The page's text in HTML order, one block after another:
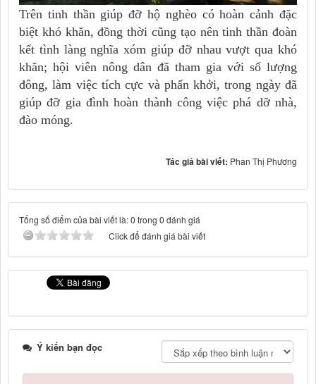
Trên tinh thần giúp đỡ hộ nghèo có hoàn cảnh đặc
biệt khó khăn, đồng thời cũng tạo nên tinh thần đoàn
kết tình làng nghĩa xóm giúp đỡ nhau vượt qua khó
khăn; hội viên nông dân đã tham gia với số lượng
đông, làm việc tích cực và phấn khởi, trong ngày đã
giúp đỡ gia đình hoàn thành công việc phá dỡ nhà,
đào móng.
Tác giả bài viết: Phan Thị Phương
Tổng số điểm của bài viết là: 0 trong 0 đánh giá
Click để đánh giá bài viết
Ý kiến bạn đọc